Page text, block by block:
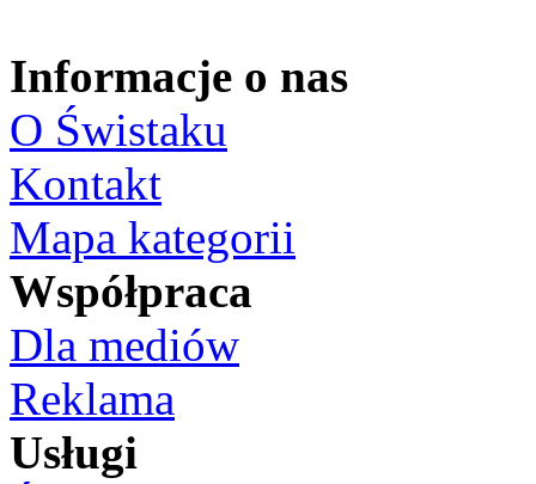
Informacje o nas
O Świstaku
Kontakt
Mapa kategorii
Współpraca
Dla mediów
Reklama
Usługi